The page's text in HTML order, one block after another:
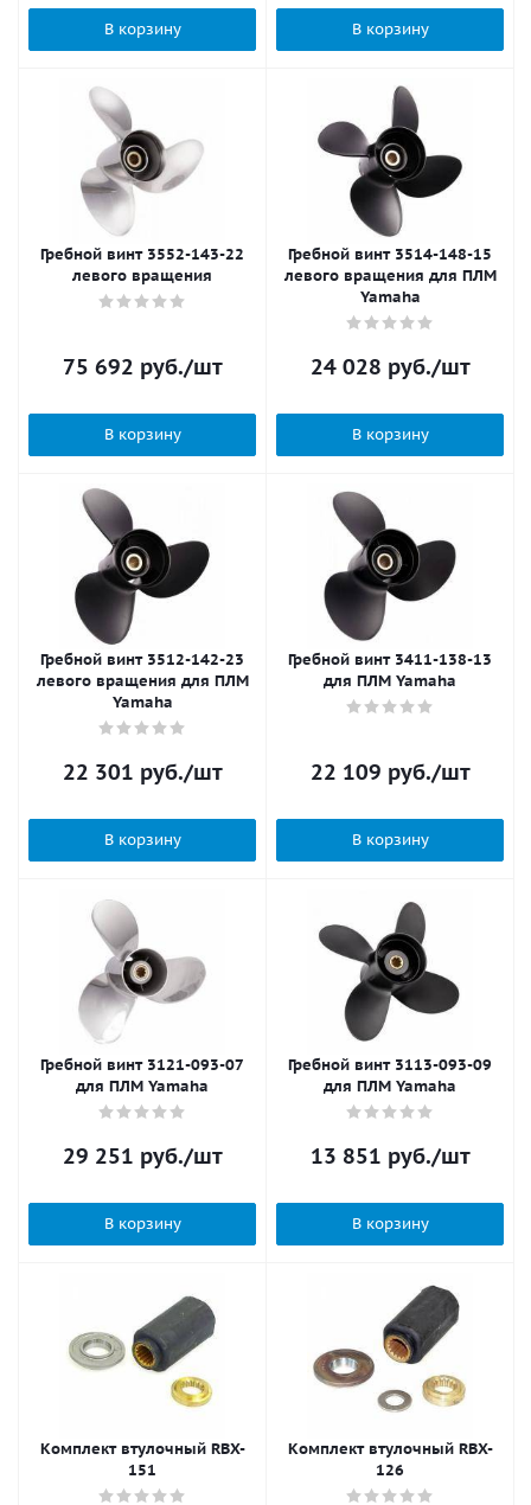
В корзину В корзину
Гребной винт 3552-143-22
левого вращения
75 692 руб./шт
В корзину
Гребной винт 3514-148-15
левого вращения для ПЛМ
Yamaha
24 028 руб./шт
В корзину
Гребной винт 3512-142-23
левого вращения для ПЛМ
Yamaha
22 301 руб./шт
В корзину
Гребной винт 3411-138-13
для ПЛМ Yamaha
22 109 руб./шт
В корзину
Гребной винт 3121-093-07
для ПЛМ Yamaha
29 251 руб./шт
В корзину
Гребной винт 3113-093-09
для ПЛМ Yamaha
13 851 руб./шт
В корзину
Комплект втулочный RBX-
151
Комплект втулочный RBX-
126